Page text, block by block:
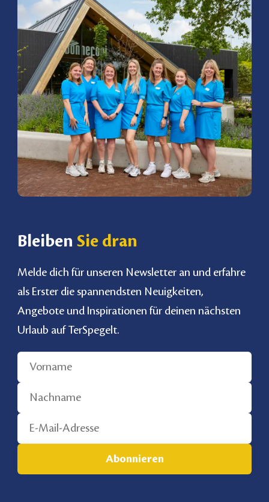
BleibenSie dran
Melde dich für unseren Newsletter an und erfahre
als Erster die spannendsten Neuigkeiten,
Angebote und Inspirationen für deinen nächsten
Urlaub auf TerSpegelt.